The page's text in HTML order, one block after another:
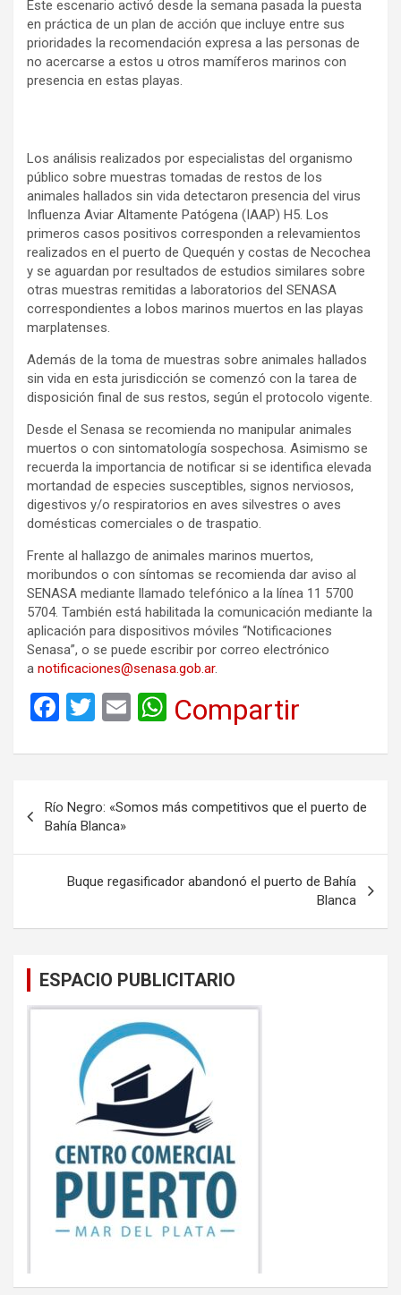
Este escenario activó desde la semana pasada la puesta
en práctica de un plan de acción que incluye entre sus
prioridades la recomendación expresa a las personas de
no acercarse a estos u otros mamíferos marinos con
presencia en estas playas.
Los análisis realizados por especialistas del organismo
público sobre muestras tomadas de restos de los
animales hallados sin vida detectaron presencia del virus
Influenza Aviar Altamente Patógena (IAAP) H5. Los
primeros casos positivos corresponden a relevamientos
realizados en el puerto de Quequén y costas de Necochea
y se aguardan por resultados de estudios similares sobre
otras muestras remitidas a laboratorios del SENASA
correspondientes a lobos marinos muertos en las playas
marplatenses.
Además de la toma de muestras sobre animales hallados
sin vida en esta jurisdicción se comenzó con la tarea de
disposición final de sus restos, según el protocolo vigente.
Desde el Senasa se recomienda no manipular animales
muertos o con sintomatología sospechosa. Asimismo se
recuerda la importancia de notificar si se identifica elevada
mortandad de especies susceptibles, signos nerviosos,
digestivos y/o respiratorios en aves silvestres o aves
domésticas comerciales o de traspatio.
Frente al hallazgo de animales marinos muertos,
moribundos o con síntomas se recomienda dar aviso al
SENASA mediante llamado telefónico a la línea 11 5700
5704. También está habilitada la comunicación mediante la
aplicación para dispositivos móviles “Notificaciones
Senasa”, o se puede escribir por correo electrónico
a notificaciones@senasa.gob.ar.
F
ce
b
o
o
k
T
tt
er
E
ail
W
at
s
A
p
p
Compartir
de
entradas
Río Negro: «Somos más competitivos que el puerto de
Bahía Blanca»
Buque regasificador abandonó el puerto de Bahía
Blanca
ESPACIO PUBLICITARIO